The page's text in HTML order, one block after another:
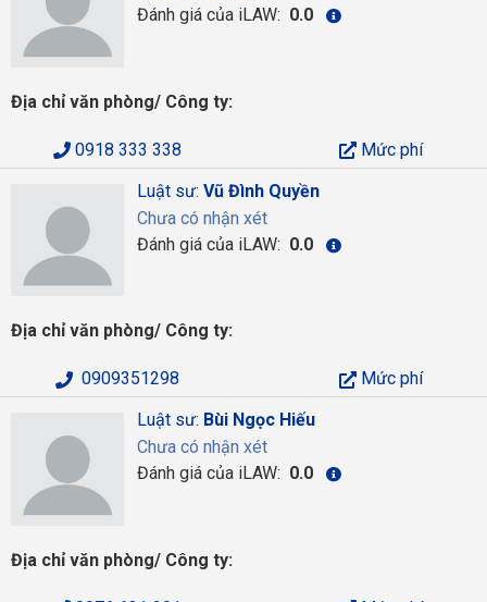
Đánh giá của iLAW: 0.0
Địa chỉ văn phòng/ Công ty:
0918 333 338
Mức phí
Luật sư: Vũ Đình Quyền
Chưa có nhận xét
Đánh giá của iLAW: 0.0
Địa chỉ văn phòng/ Công ty:
0909351298
Mức phí
Luật sư: Bùi Ngọc Hiếu
Chưa có nhận xét
Đánh giá của iLAW: 0.0
Địa chỉ văn phòng/ Công ty: